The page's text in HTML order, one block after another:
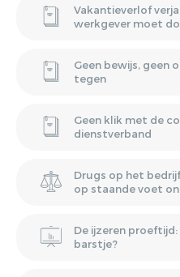
Vakantieverlof
werkgever moet
Geen bewijs, geen
tegen
Geen klik met de
dienstverband
Drugs op het
op staande voet
De ijzeren
barstje?